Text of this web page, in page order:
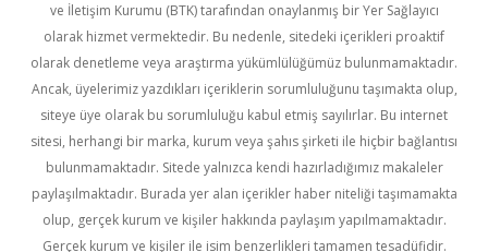
ve İletişim Kurumu (BTK) tarafından onaylanmış bir Yer Sağlayıcı
olarak hizmet vermektedir. Bu nedenle, sitedeki içerikleri proaktif
olarak denetleme veya araştırma yükümlülüğümüz bulunmamaktadır.
Ancak, üyelerimiz yazdıkları içeriklerin sorumluluğunu taşımakta olup,
siteye üye olarak bu sorumluluğu kabul etmiş sayılırlar. Bu internet
sitesi, herhangi bir marka, kurum veya şahıs şirketi ile hiçbir bağlantısı
bulunmamaktadır. Sitede yalnızca kendi hazırladığımız makaleler
paylaşılmaktadır. Burada yer alan içerikler haber niteliği taşımamakta
olup, gerçek kurum ve kişiler hakkında paylaşım yapılmamaktadır.
Gerçek kurum ve kişiler ile isim benzerlikleri tamamen tesadüfidir.